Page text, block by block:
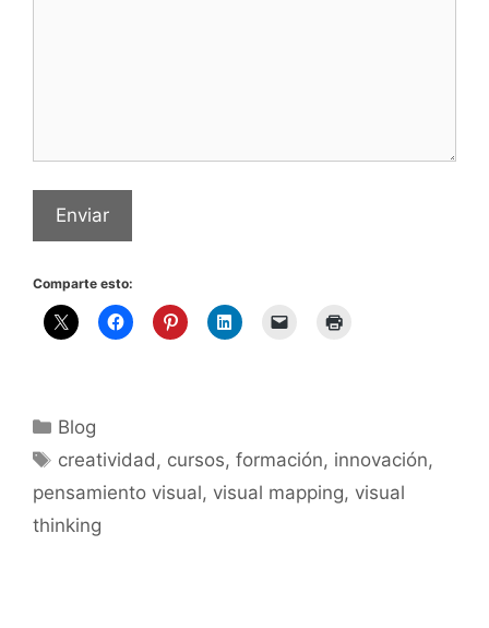
Enviar
Comparte esto:
Categorías
Blog
Etiquetas
creatividad, cursos,formación, innovación,
pensamiento visual, visual mapping, visual
thinking